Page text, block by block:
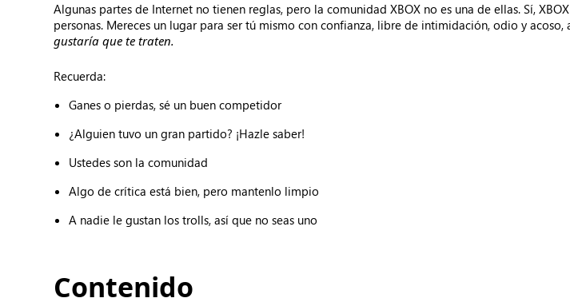
Algunas partes de Internet no tienen reglas, pero la comunidad XBOX no es una de ellas. Sí,
personas. Mereces un lugar para ser tú mismo con confianza, libre de intimidación, odio y
gustaría que te traten.
Recuerda:
Ganes o pierdas, sé un buen competidor
¿Alguien tuvo un gran partido? ¡Hazle saber!
Ustedes son la comunidad
Algo de crítica está bien, pero mantenlo limpio
A nadie le gustan los trolls, así que no seas uno
Contenido